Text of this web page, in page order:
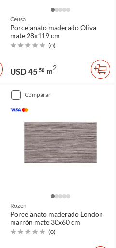
Ceusa
Porcelanato maderado Oliva
mate 28x119 cm
(0)
USD 45 50 m2
comparar
Rozen
Porcelanato maderado London
marrón mate 30x60 cm
(0)